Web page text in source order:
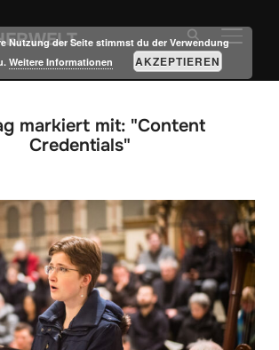
markiert mit: "Content
Credentials"
Nutzung der Seite stimmst du der Verwendung
Weitere Informationen AKZEPTIEREN